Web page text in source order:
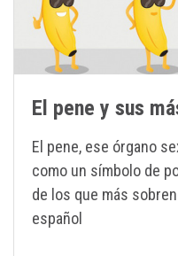
El pene y sus
El pene, ese órgano
como un símbolo de
de los que más
español